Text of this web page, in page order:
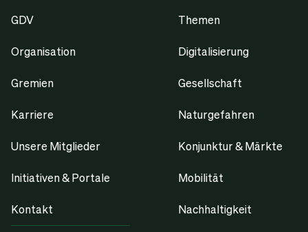
GDV
Organisation
Gremien
Karriere
Unsere Mitglieder
Initiativen & Portale
Kontakt
Themen
Digitalisierung
Gesellschaft
Naturgefahren
Konjunktur & Märkte
Mobilität
Nachhaltigkeit